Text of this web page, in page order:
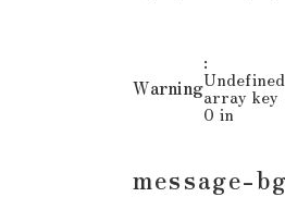
Warning
:
Undefined
array key
0 in
message-bg